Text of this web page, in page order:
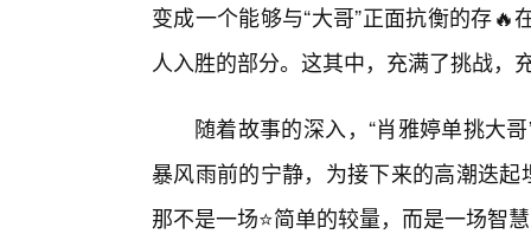
变成一个能够与“大哥”正面抗衡的存
人入胜的部分。这其中，充满了挑战，
随着故事的深入，“肖雅婷单挑大
暴风雨前的宁静，为接下来的高潮迭
那不是一场⭐简单的较量，而是一场智